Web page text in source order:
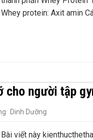
Whey protein: Axit amin
cho người tập
Dinh Dưỡng
Bài viết này